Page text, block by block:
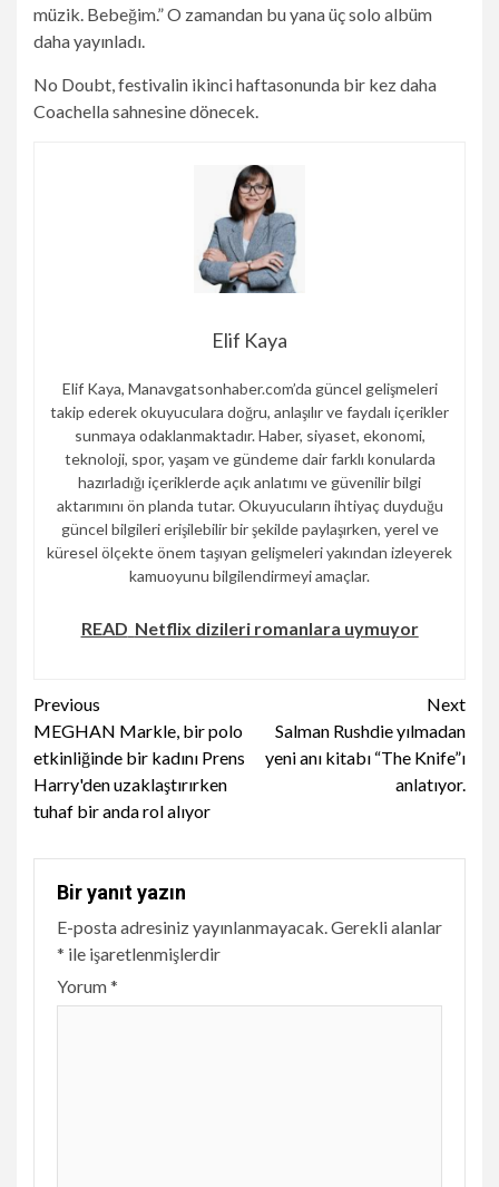
müzik. Bebeğim.” O zamandan bu yana üç solo albüm
daha yayınladı.
No Doubt, festivalin ikinci haftasonunda bir kez daha
Coachella sahnesine dönecek.
Elif Kaya
Elif Kaya, Manavgatsonhaber.com’da güncel gelişmeleri
takip ederek okuyuculara doğru, anlaşılır ve faydalı içerikler
sunmaya odaklanmaktadır. Haber, siyaset, ekonomi,
teknoloji, spor, yaşam ve gündeme dair farklı konularda
hazırladığı içeriklerde açık anlatımı ve güvenilir bilgi
aktarımını ön planda tutar. Okuyucuların ihtiyaç duyduğu
güncel bilgileri erişilebilir bir şekilde paylaşırken, yerel ve
küresel ölçekte önem taşıyan gelişmeleri yakından izleyerek
kamuoyunu bilgilendirmeyi amaçlar.
READ Netflix dizileri romanlara uymuyor
Continue
Reading
Previous
MEGHAN Markle, bir polo
etkinliğinde bir kadını Prens
Harry'den uzaklaştırırken
tuhaf bir anda rol alıyor
Next
Salman Rushdie yılmadan
yeni anı kitabı “The Knife”ı
anlatıyor.
Bir yanıt yazın
E-posta adresiniz yayınlanmayacak. Gerekli alanlar
* ile işaretlenmişlerdir
Yorum*